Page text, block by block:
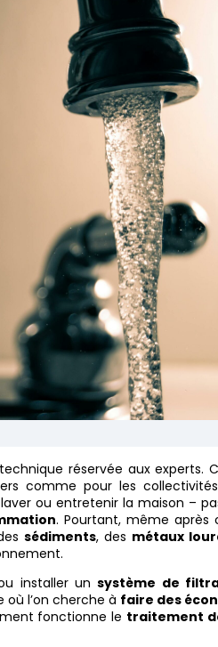
réservée aux experts.
comme pour les collectivités.
ou entretenir la maison –
. Pourtant, même après
sédiments, des métaux
installer unsystème de
où l’on cherche à faire des
fonctionne le traitement